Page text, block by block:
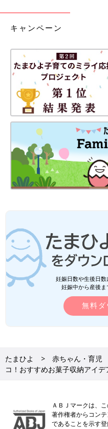
キャンペーン
妊娠日数や生後日
妊娠中から産後ま
無料ダ
たまひよ 赤ちゃん・育児
コ！おすすめお菓子収納アイデ
ＡＢＪマークは、
著作権者からコン
であることを示す